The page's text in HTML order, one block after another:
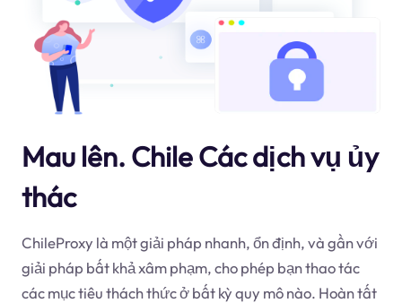
Mau lên. Chile Các dịch vụ ủy
thác
ChileProxy là một giải pháp nhanh, ổn định, và gần với
giải pháp bất khả xâm phạm, cho phép bạn thao tác
các mục tiêu thách thức ở bất kỳ quy mô nào. Hoàn tất